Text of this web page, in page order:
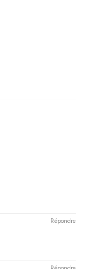
Répondre